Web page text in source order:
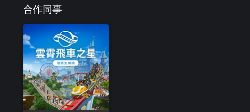
合作同事